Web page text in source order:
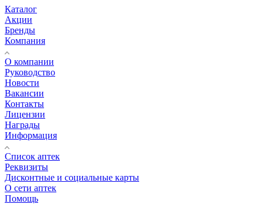
Каталог
Акции
Бренды
Компания
О компании
Руководство
Новости
Вакансии
Контакты
Лицензии
Награды
Информация
Список аптек
Реквизиты
Дисконтные и социальные карты
О сети аптек
Помощь